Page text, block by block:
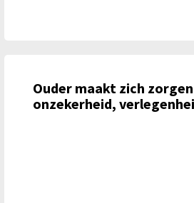
Ouder maakt zich
onzekerheid,